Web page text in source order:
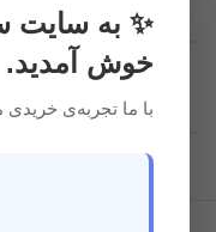
قابل استفاده
برای سن
✨ به سایت
خوش آمدید.
با ما تجربه‌ی